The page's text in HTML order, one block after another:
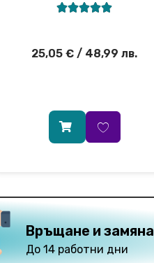

25,05€ / 48,99 лв.
Връщане и замяна
До 14 работни дни